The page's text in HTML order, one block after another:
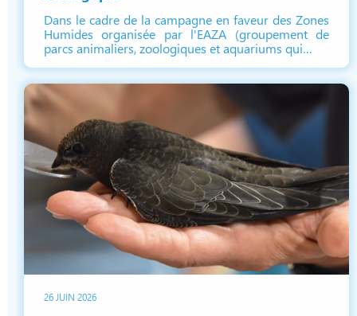
Dans le cadre de la campagne en faveur des Zones
Humides organisée par l'EAZA (groupement de
parcs animaliers, zoologiques et aquariums qui…
26 JUIN 2026